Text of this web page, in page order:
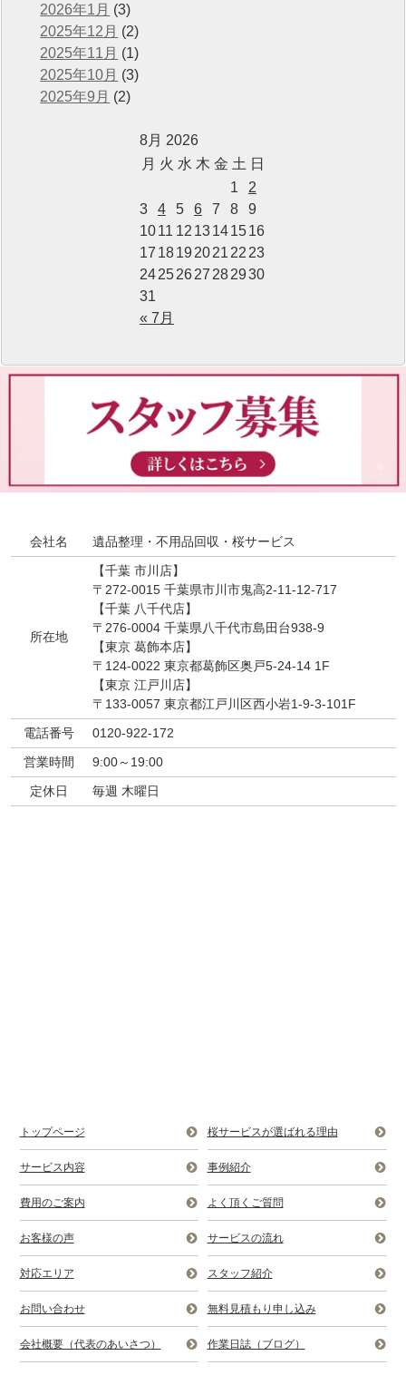
2026年1月 (3)
2025年12月 (2)
2025年11月 (1)
2025年10月 (3)
2025年9月 (2)
8月 2026
月 火 水 木 金 土 日
« 7月
1
2
3
4 5 6 7 8
9
1011 12 13141516
17 1819 2021 22 23
24252627 282930
31
会社名 遺品整理・不用品回収・桜サービス
所在地
【千葉 市川店】
〒272-0015 千葉県市川市鬼高2-11-12-717
【千葉 八千代店】
〒276-0004 千葉県八千代市島田台938-9
【東京 葛飾本店】
〒124-0022 東京都葛飾区奥戸5-24-14 1F
【東京 江戸川店】
〒133-0057 東京都江戸川区西小岩1-9-3-101F
電話番号
0120-922-172
営業時間
9:00～19:00
定休日
毎週 木曜日
トップページ 桜サービスが選ばれる理由
サービス内容 事例紹介
費用のご案内 よく頂くご質問
お客様の声 サービスの流れ
対応エリア スタッフ紹介
お問い合わせ 無料見積もり申し込み
会社概要（代表のあいさつ） 作業日誌（ブログ）